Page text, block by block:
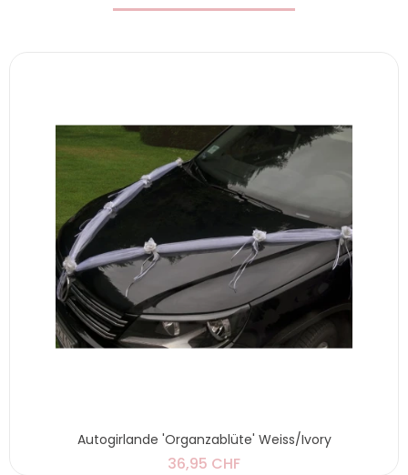
Autogirlande 'Organzablüte' Weiss/Ivory
36,95 CHF